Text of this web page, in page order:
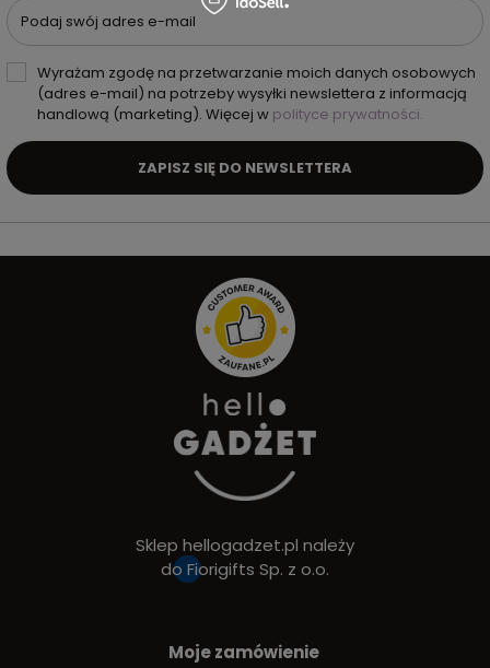
Podaj swój adres e-mail
Wyrażam zgodę na przetwarzanie moich danych osobowych
(adres e-mail) na potrzeby wysyłki newslettera z informacją
handlową (marketing). Więcej w polityce prywatności.
ZAPISZ SIĘ DO NEWSLETTERA
Sklep hellogadzet.pl należy
do Fiorigifts Sp. z o.o.
Moje zamówienie